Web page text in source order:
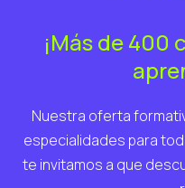
¡Más de 400
Nuestra oferta
especialidades para
te invitamos a que